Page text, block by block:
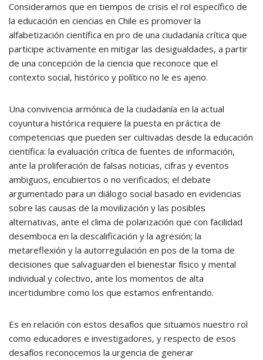
Consideramos que en tiempos de crisis el rol específico de
la educación en ciencias en Chile es promover la
alfabetización científica en pro de una ciudadanía crítica que
participe activamente en mitigar las desigualdades, a partir
de una concepción de la ciencia que reconoce que el
contexto social, histórico y político no le es ajeno.
Una convivencia armónica de la ciudadanía en la actual
coyuntura histórica requiere la puesta en práctica de
competencias que pueden ser cultivadas desde la educación
científica: la evaluación crítica de fuentes de información,
ante la proliferación de falsas noticias, cifras y eventos
ambiguos, encubiertos o no verificados; el debate
argumentado para un diálogo social basado en evidencias
sobre las causas de la movilización y las posibles
alternativas, ante el clima de polarización que con facilidad
desemboca en la descalificación y la agresión; la
metareflexión y la autorregulación en pos de la toma de
decisiones que salvaguarden el bienestar físico y mental
individual y colectivo, ante los momentos de alta
incertidumbre como los que estamos enfrentando.
Es en relación con estos desafíos que situamos nuestro rol
como educadores e investigadores, y respecto de esos
desafíos reconocemos la urgencia de generar